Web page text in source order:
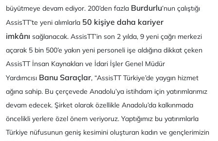
büyütmeye devam ediyor. 200’den fazla Burdurlu’nun çalıştığı
AssisTT’te yeni alımlarla 50 kişiye daha kariyer
imkânı sağlanacak. AssisTT’in son 2 yılda, 9 yeni çağrı merkezi
açarak 5 bin 500’e yakın yeni personeli işe aldığına dikkat çeken
AssisTT İnsan Kaynakları ve İdari İşler Genel Müdür
Yardımcısı Banu Saraçlar, “AssisTT Türkiye’de yaygın hizmet
ağına sahip. Bu çerçevede Anadolu’ya istihdam için yatırımlarımız
devam edecek. Şirket olarak özellikle Anadolu’da kalkınmada
öncelikli yerlere özel önem veriyoruz. Yaptığımız bu yatırımlarla
Türkiye nüfusunun geniş kesimini oluşturan kadın ve gençlerimizin